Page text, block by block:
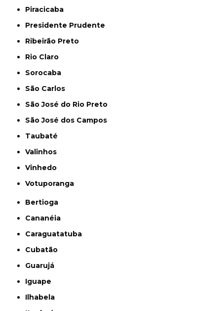
Piracicaba
Presidente Prudente
Ribeirão Preto
Rio Claro
Sorocaba
São Carlos
São José do Rio Preto
São José dos Campos
Taubaté
Valinhos
Vinhedo
Votuporanga
Bertioga
Cananéia
Caraguatatuba
Cubatão
Guarujá
Iguape
Ilhabela